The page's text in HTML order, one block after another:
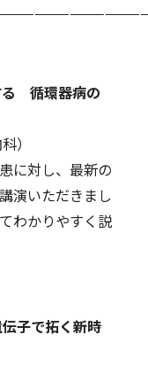
る 循環器病の
）
に対し、最新の
演いただきまし
わかりやすく説
子で拓く新時